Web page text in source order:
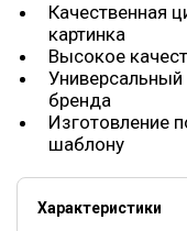
Качественная
картинка
Высокое
Универсальный
бренда
Изготовление
шаблону
Характеристики